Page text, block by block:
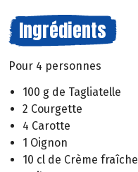
Ingrédients
Pour 4 personnes
100 g de Tagliatelle
2 Courgette
4 Carotte
1 Oignon
10 cl de Crème fraîche